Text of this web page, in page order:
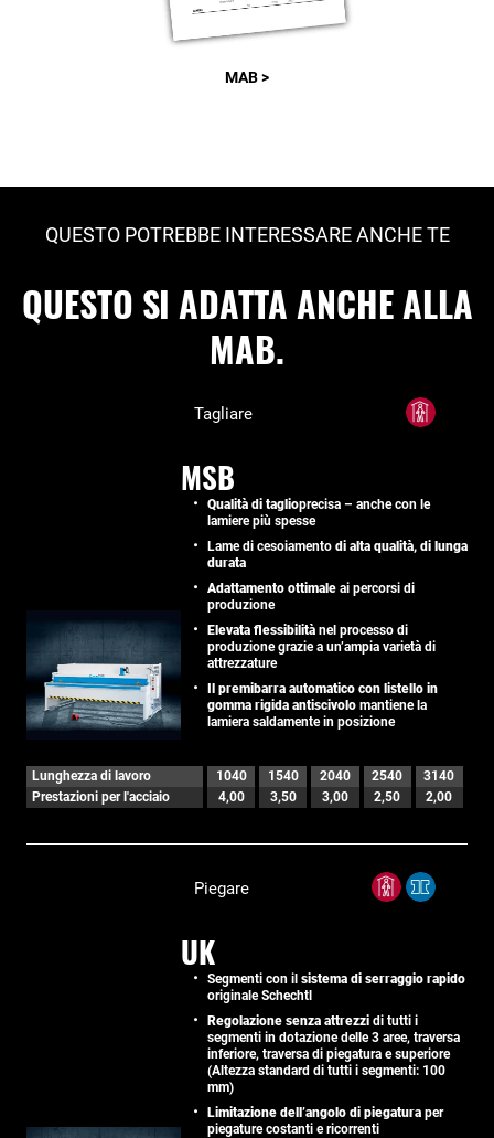
MAB >
QUESTO POTREBBE INTERESSARE ANCHE TE
QUESTO SI ADATTA ANCHE ALLA
MAB.
Tagliare
MSB
Qualità di taglioprecisa – anche con le
lamiere più spesse
Lame di cesoiamento di alta qualità, di lunga
durata
Adattamento ottimale ai percorsi di
produzione
Elevata flessibilità nel processo di
produzione grazie a un’ampia varietà di
attrezzature
Il premibarra automatico con listello in
gomma rigida antiscivolo mantiene la
lamiera saldamente in posizione
Lunghezza di lavoro 1040 1540 2040 2540
3140
Prestazioni per l'acciaio
4,00 3,50 3,00 2,50 2,00
Piegare
UK
Segmenti con il sistema di serraggio rapido
originale Schechtl
Regolazione senza attrezzi di tutti i
segmenti in dotazione delle 3 aree, traversa
inferiore, traversa di piegatura e superiore
(Altezza standard di tutti i segmenti: 100
mm)
Limitazione dell’angolo di piegatura per
piegature costanti e ricorrenti